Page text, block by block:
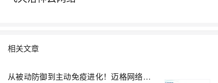
相关文章
从被动防御到主动免疫进化！迈格网络 “天机” AI 安全防护平台，助推全端防护性能提升